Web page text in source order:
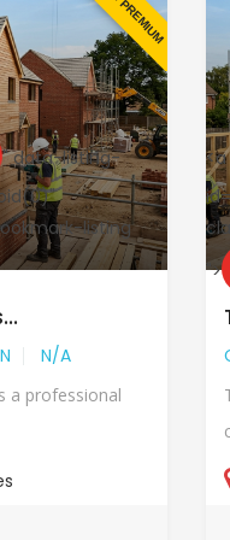
EN PREMIUM
" data-listing-
listing
N/A
a professional
">